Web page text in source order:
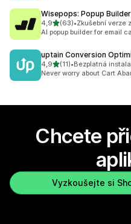
Wisepops: Popup Builder
4,9z 5 hvězd
(63)
Celkový počet recenzí: 63
•Zkušební verze
AI popup builder for email
uptain Conversion
4,9z 5 hvězd
(11)
Celkový počet recenzí: 11
•Bezplatná
Never worry about Cart
Chcete
Vyzkoušejte si